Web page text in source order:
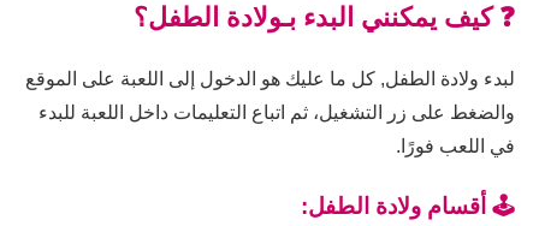
❓ كيف يمكنني البدء بـولادة الطفل؟
لبدء ولادة الطفل, كل ما عليك هو الدخول إلى اللعبة على الموقع
والضغط على زر التشغيل، ثم اتباع التعليمات داخل اللعبة للبدء
في اللعب فورًا.
🕹️ أقسام ولادة الطفل: